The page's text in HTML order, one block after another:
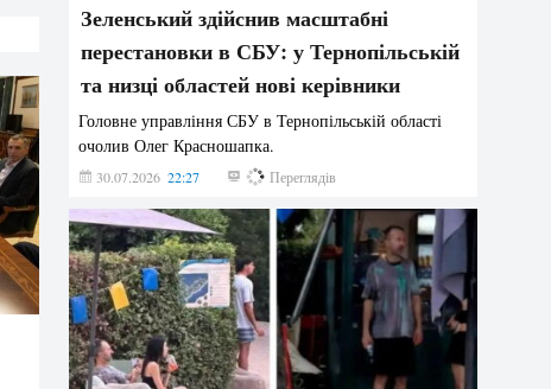
Зеленський здійснив масштабні
перестановки в СБУ: у Тернопільській
та низці областей нові керівники
Головне управління СБУ в Тернопільській області
очолив Олег Красношапка.
30.07.2026 22:27 629 Переглядів